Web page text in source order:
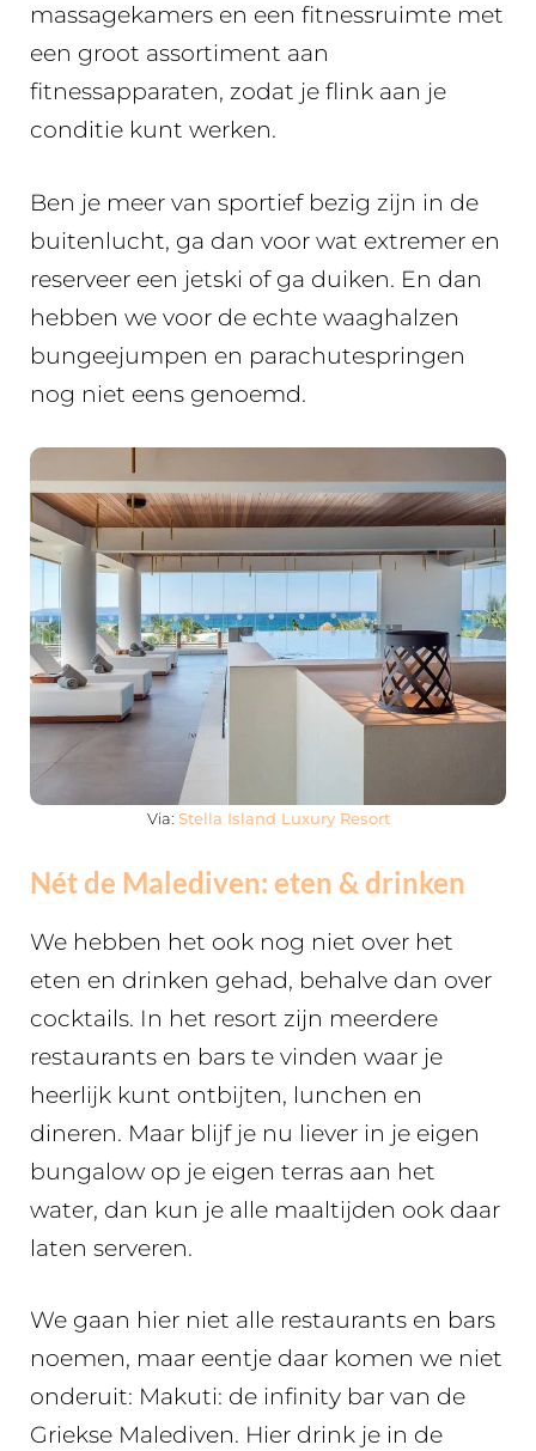
massagekamers en een fitnessruimte met
een groot assortiment aan
fitnessapparaten, zodat je flink aan je
conditie kunt werken.
Ben je meer van sportief bezig zijn in de
buitenlucht, ga dan voor wat extremer en
reserveer een jetski of ga duiken. En dan
hebben we voor de echte waaghalzen
bungeejumpen en parachutespringen
nog niet eens genoemd.
Via: Stella Island Luxury Resort
Nét de Malediven: eten & drinken
We hebben het ook nog niet over het
eten en drinken gehad, behalve dan over
cocktails. In het resort zijn meerdere
restaurants en bars te vinden waar je
heerlijk kunt ontbijten, lunchen en
dineren. Maar blijf je nu liever in je eigen
bungalow op je eigen terras aan het
water, dan kun je alle maaltijden ook daar
laten serveren.
We gaan hier niet alle restaurants en bars
noemen, maar eentje daar komen we niet
onderuit: Makuti: de infinity bar van de
Griekse Malediven. Hier drink je in de